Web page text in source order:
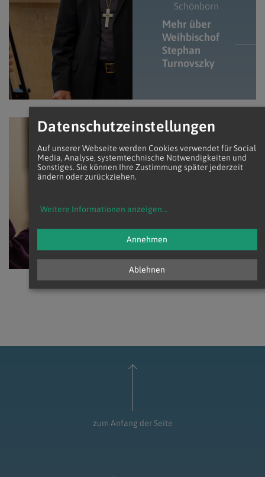
Schönborn
Mehr über
Weihbischof
Stephan
Turnovszky
Erzdiözese Wien/ Stephan Schönlaub,
HISTORISCHES
Die
von Wien
erfahren
zum Anfang der Seite
Datenschutzeinstellungen
Auf unserer Webseite werden Cookies verwendet für Social
Media, Analyse, systemtechnische Notwendigkeiten und
Sonstiges. Sie können Ihre Zustimmung später jederzeit
ändern oder zurückziehen.
Weitere Informationen anzeigen...
Ablehnen
Annehmen